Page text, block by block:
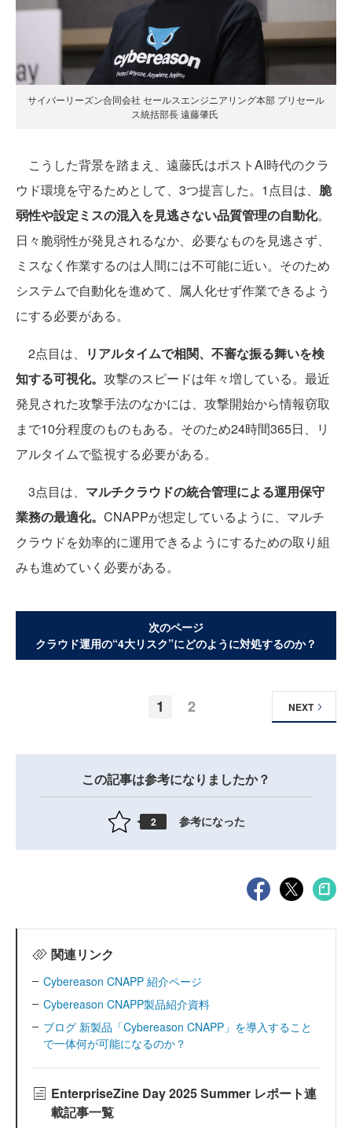
サイバーリーズン合同会社 セールスエンジニアリング本部 プリセール
ス統括部長 遠藤肇氏
こうした背景を踏まえ、遠藤氏はポストAI時代のクラ
ウド環境を守るためとして、3つ提言した。1点目は、 脆
弱性や設定ミスの混入を見逃さない品質管理の自動化。
日々脆弱性が発見されるなか、必要なものを見逃さず、
ミスなく作業するのは人間には不可能に近い。そのため
システムで自動化を進めて、属人化せず作業できるよう
にする必要がある。
2点目は、
リアルタイムで相関、不審な振る舞いを検
知する可視化。 攻撃のスピードは年々増している。最近
発見された攻撃手法のなかには、攻撃開始から情報窃取
まで10分程度のものもある。そのため24時間365日、リ
アルタイムで監視する必要がある。
3点目は、 マルチクラウドの統合管理による運用保守
業務の最適化。 CNAPPが想定しているように、マルチ
クラウドを効率的に運用できるようにするための取り組
みも進めていく必要がある。
次のページ
クラウド運用の“4大リスク”にどのように対処するのか？
1 2 NEXT
この記事は参考になりましたか？
2 参考になった
関連リンク
Cybereason CNAPP 紹介ページ
Cybereason CNAPP製品紹介資料
ブログ 新製品「Cybereason CNAPP」を導入すること
で一体何が可能になるのか？
EnterpriseZine Day 2025 Summer レポート連
載記事一覧